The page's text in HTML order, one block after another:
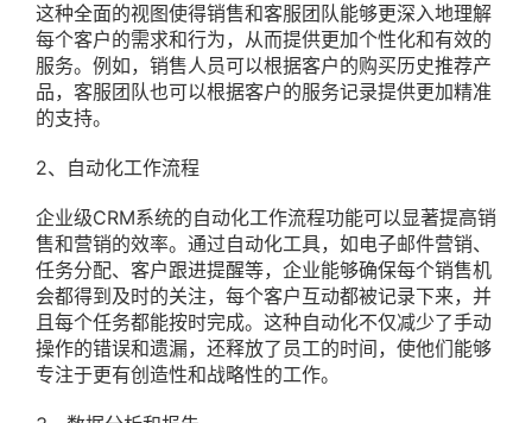
这种全面的视图使得销售和客服团队能够更深入地理解
每个客户的需求和行为，从而提供更加个性化和有效的
服务。例如，销售人员可以根据客户的购买历史推荐产
品，客服团队也可以根据客户的服务记录提供更加精准
的支持。
2、自动化工作流程
企业级CRM系统的自动化工作流程功能可以显著提高销
售和营销的效率。通过自动化工具，如电子邮件营销、
任务分配、客户跟进提醒等，企业能够确保每个销售机
会都得到及时的关注，每个客户互动都被记录下来，并
且每个任务都能按时完成。这种自动化不仅减少了手动
操作的错误和遗漏，还释放了员工的时间，使他们能够
专注于更有创造性和战略性的工作。